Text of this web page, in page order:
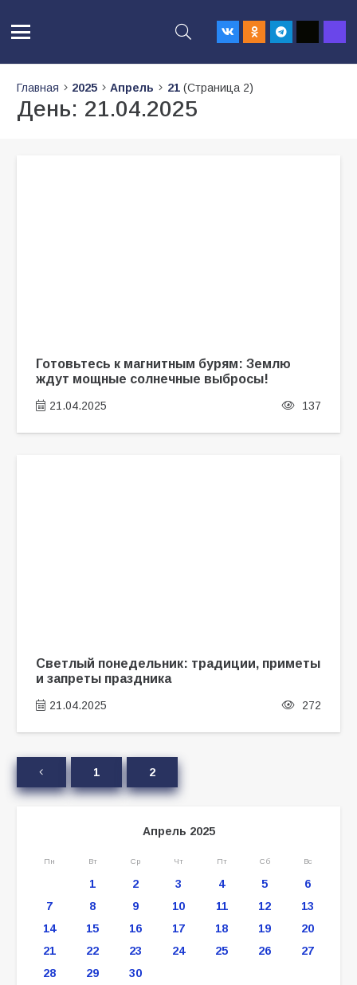
Главная 2025 Апрель 21(Страница 2)
День: 21.04.2025
Готовьтесь к магнитным бурям: Землю
ждут мощные солнечные выбросы!
21.04.2025 137
Светлый понедельник: традиции, приметы
и запреты праздника
21.04.2025 272
1 2
Апрель 2025
Пн Вт Ср Чт Пт Сб Вс
1 2 3 4 5
6
7
8 9 10 11 12
13
14
15 16 17 18 19
20
21
22 23 24 25 26
27
28
29 30